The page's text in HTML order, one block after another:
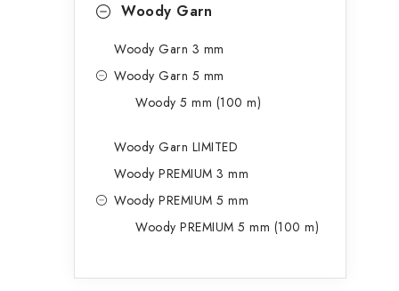
Woody Garn
Woody Garn 3 mm
Woody Garn 5 mm
Woody 5 mm (100 m)
Woody Garn LIMITED
Woody PREMIUM 3 mm
Woody PREMIUM 5 mm
Woody PREMIUM 5 mm (100 m)